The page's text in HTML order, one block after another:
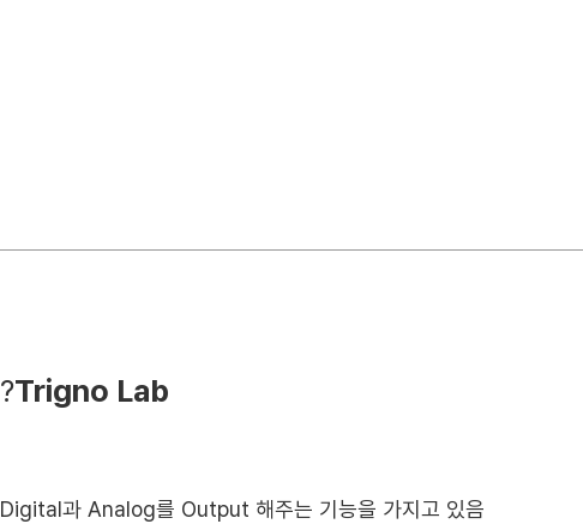
?Trigno Lab
Digital과 Analog를 Output 해주는 기능을 가지고 있음